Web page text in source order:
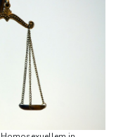
müssen 53
hinter
für eine Frau aus
SpaceX-Rakete auf